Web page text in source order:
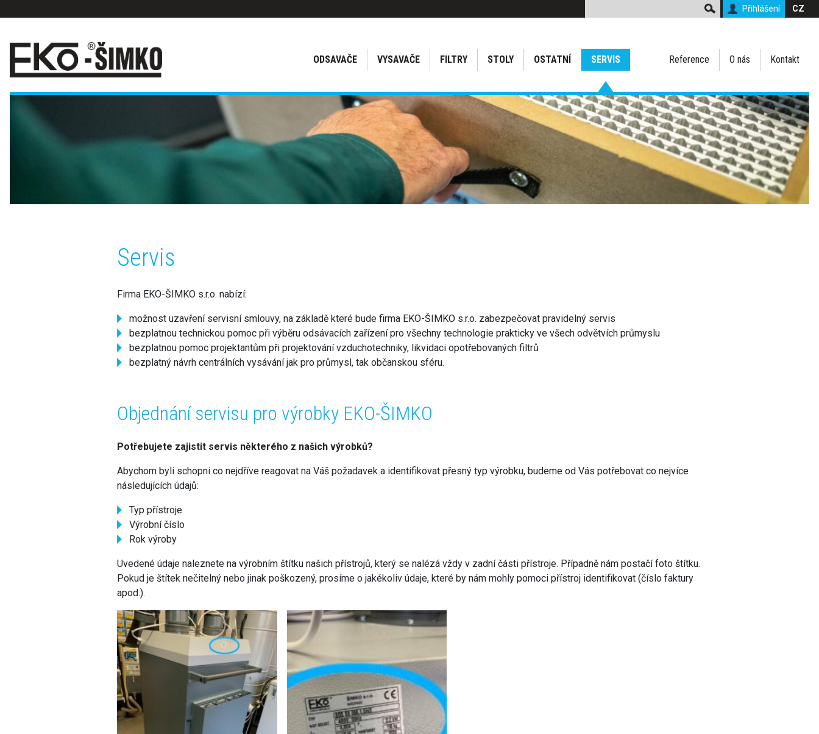
Přihlášení CZ
ODSAVAČE VYSAVAČE FILTRY STOLY OSTATNÍ SERVIS Reference O nás Kontakt
Servis
Firma EKO-ŠIMKO s.r.o. nabízí:
možnost uzavření servisní smlouvy, na základě které bude firma EKO-ŠIMKO s.r.o. zabezpečovat pravidelný servis
bezplatnou technickou pomoc při výběru odsávacích zařízení pro všechny technologie prakticky ve všech odvětvích průmyslu
bezplatnou pomoc projektantům při projektování vzduchotechniky, likvidaci opotřebovaných filtrů
bezplatný návrh centrálních vysávání jak pro průmysl, tak občanskou sféru.
Objednání servisu pro výrobky EKO-ŠIMKO
Potřebujete zajistit servis některého z našich výrobků?
Abychom byli schopni co nejdříve reagovat na Váš požadavek a identifikovat přesný typ výrobku, budeme od Vás potřebovat co nejvíce
následujících údajů:
Typ přístroje
Výrobní číslo
Rok výroby
Uvedené údaje naleznete na výrobním štítku našich přístrojů, který se nalézá vždy v zadní části přístroje. Případně nám postačí foto štítku.
Pokud je štítek nečitelný nebo jinak poškozený, prosíme o jakékoliv údaje, které by nám mohly pomoci přístroj identifikovat (číslo faktury
apod.).